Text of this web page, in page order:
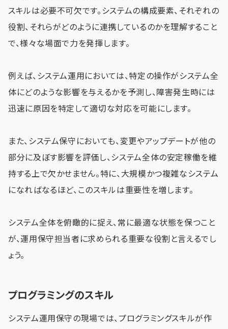
スキルは必要不可欠です。システムの構成要素、それぞれの
役割、それらがどのように連携しているのかを理解すること
で、様々な場面で力を発揮します。
例えば、システム運用においては、特定の操作がシステム全
体にどのような影響を与えるかを予測し、障害発生時には
迅速に原因を特定して適切な対応を可能にします。
また、システム保守においても、変更やアップデートが他の
部分に及ぼす影響を評価し、システム全体の安定稼働を維
持する上で欠かせません。特に、大規模かつ複雑なシステム
になればなるほど、このスキルは重要性を増します。
システム全体を俯瞰的に捉え、常に最適な状態を保つこと
が、運用保守担当者に求められる重要な役割と言えるでし
ょう。
プログラミングのスキル
システム運用保守の現場では、プログラミングスキルが作